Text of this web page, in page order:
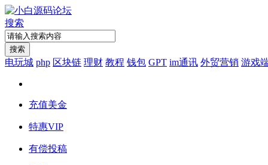
搜索
搜索
电玩城 php 区块链 理财 教程 钱包 GPT im通讯 外贸营销 游戏
充值美金
特惠VIP
有偿投稿